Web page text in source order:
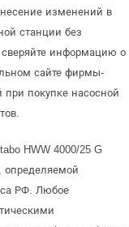
изменений в
станции без
сверяйте информацию о
сайте фирмы-
покупке насосной
HWW 4000/25 G
определяемой
РФ. Любое